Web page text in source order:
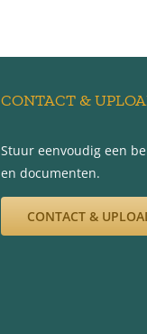
CONTACT &
Stuur eenvoudig een
en documenten.
CONTACT &